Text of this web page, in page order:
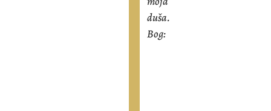
duša.
Bog: